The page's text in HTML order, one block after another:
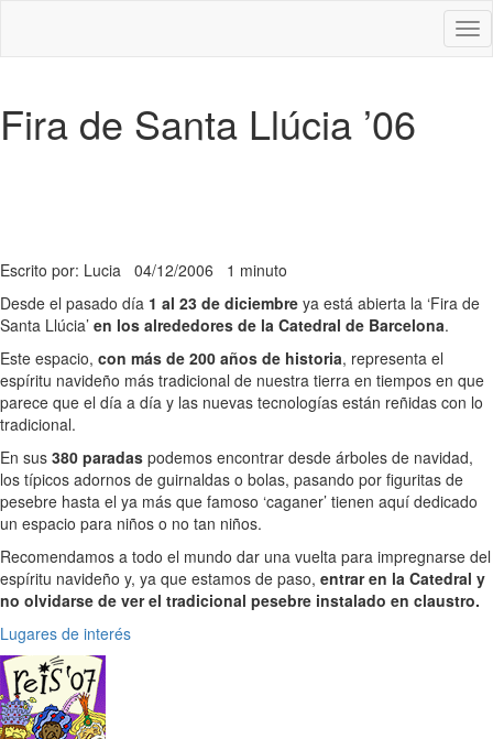
Fira de Santa Llúcia ’06
Escrito por: Lucia 04/12/2006 1 minuto
Desde el pasado día 1 al 23 de diciembre ya está abierta la ‘Fira de
Santa Llúcia’ en los alrededores de la Catedral de Barcelona.
Este espacio, con más de 200 años de historia, representa el
espíritu navideño más tradicional de nuestra tierra en tiempos en que
parece que el día a día y las nuevas tecnologías están reñidas con lo
tradicional.
En sus 380 paradas podemos encontrar desde árboles de navidad,
los típicos adornos de guirnaldas o bolas, pasando por figuritas de
pesebre hasta el ya más que famoso ‘caganer’ tienen aquí dedicado
un espacio para niños o no tan niños.
Recomendamos a todo el mundo dar una vuelta para impregnarse del
espíritu navideño y, ya que estamos de paso, entrar en la Catedral y
no olvidarse de ver el tradicional pesebre instalado en claustro.
Lugares de interés